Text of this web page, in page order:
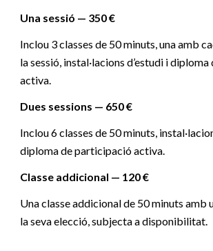
Una sessió — 350 €
Inclou 3 classes de 50 minuts, una amb
la sessió, instal·lacions d’estudi i
activa.
Dues sessions — 650 €
Inclou 6 classes de 50 minuts,
diploma de participació activa.
Classe addicional — 120 €
Una classe addicional de 50 minuts amb
la seva elecció, subjecta a disponibilitat.